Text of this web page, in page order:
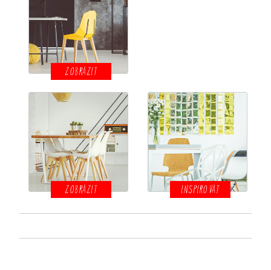
ZOBRAZIT
ZOBRAZIT INSPIROVAT